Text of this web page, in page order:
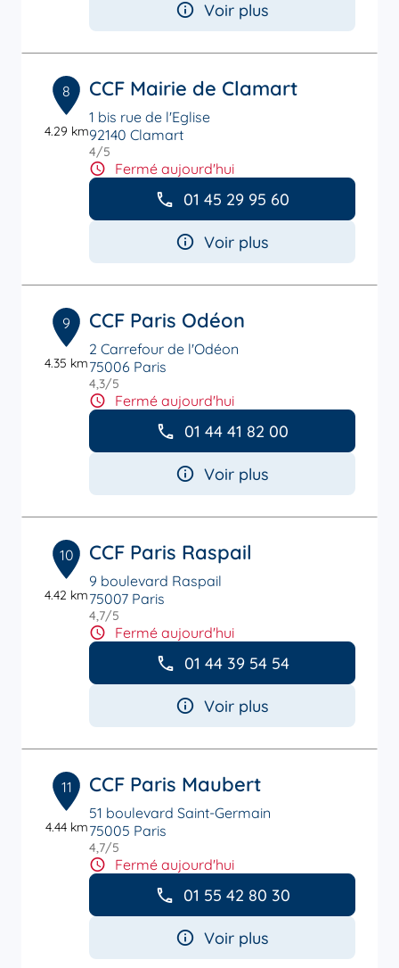
Voir plus
8
4.29 km
CCF Mairie de Clamart
1 bis rue de l'Eglise
92140 Clamart
4/5
Fermé aujourd'hui
01 45 29 95 60
Voir plus
9
4.35 km
CCF Paris Odéon
2 Carrefour de l'Odéon
75006 Paris
4,3/5
Fermé aujourd'hui
01 44 41 82 00
Voir plus
10
4.42 km
CCF Paris Raspail
9 boulevard Raspail
75007 Paris
4,7/5
Fermé aujourd'hui
01 44 39 54 54
Voir plus
11
4.44 km
CCF Paris Maubert
51 boulevard Saint-Germain
75005 Paris
4,7/5
Fermé aujourd'hui
01 55 42 80 30
Voir plus